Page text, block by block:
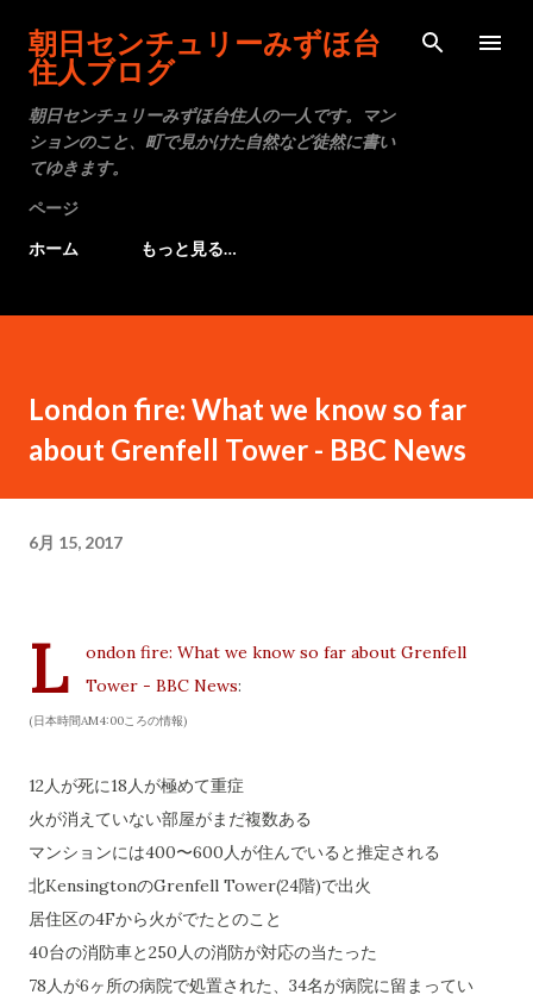
スキップしてメイン コンテンツに移動
朝日センチュリーみずほ台
住人ブログ
朝日センチュリーみずほ台住人の一人です。マン
ションのこと、町で見かけた自然など徒然に書い
てゆきます。
ページ
ホーム
もっと見る…
London fire: What we know so far
about Grenfell Tower - BBC News
6月 15, 2017
L
ondon fire: What we know so far about Grenfell
Tower - BBC News:
(日本時間AM4:00ころの情報)
12人が死に18人が極めて重症
火が消えていない部屋がまだ複数ある
マンションには400〜600人が住んでいると推定される
北KensingtonのGrenfell Tower(24階)で出火
居住区の4Fから火がでたとのこと
40台の消防車と250人の消防が対応の当たった
78人が6ヶ所の病院で処置された、34名が病院に留まってい